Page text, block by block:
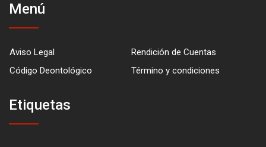
Menú
Aviso Legal
Rendición de Cuentas
Código Deontológico
Término y condiciones
Etiquetas